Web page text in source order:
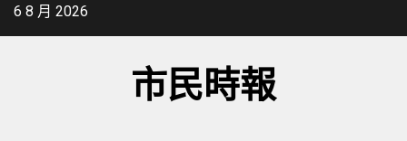
Skip6 8 月 2026
市民時報